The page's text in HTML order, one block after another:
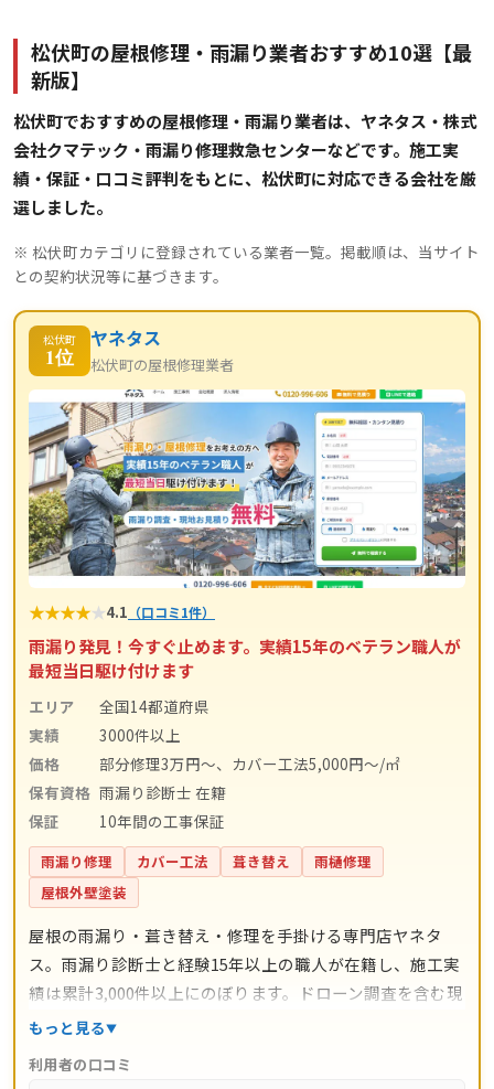
松伏町の屋根修理・雨漏り業者おすすめ10選【最
新版】
松伏町でおすすめの屋根修理・雨漏り業者は、ヤネタス・株式
会社クマテック・雨漏り修理救急センターなどです。施工実
績・保証・口コミ評判をもとに、松伏町に対応できる会社を厳
選しました。
※ 松伏町カテゴリに登録されている業者一覧。掲載順は、当サイト
との契約状況等に基づきます。
松伏町
1位
ヤネタス
松伏町の屋根修理業者
★★★★★4.1 （口コミ1件）
雨漏り発見！今すぐ止めます。実績15年のベテラン職人が
最短当日駆け付けます
エリア
全国14都道府県
実績
3000件以上
価格
部分修理3万円～、カバー工法5,000円～/㎡
保有資格 雨漏り診断士 在籍
保証
10年間の工事保証
雨漏り修理 カバー工法 葺き替え
雨樋修理
屋根外壁塗装
屋根の雨漏り・葺き替え・修理を手掛ける専門店ヤネタ
ス。雨漏り診断士と経験15年以上の職人が在籍し、施工実
績は累計3,000件以上にのぼります。ドローン調査を含む現
地調査・お見積り・出張費は無料。瓦ずれ直し1,500円〜/
㎡と料金の目安が明確で、自社職人の直接施工により中間
もっと見る
利用者の口コミ